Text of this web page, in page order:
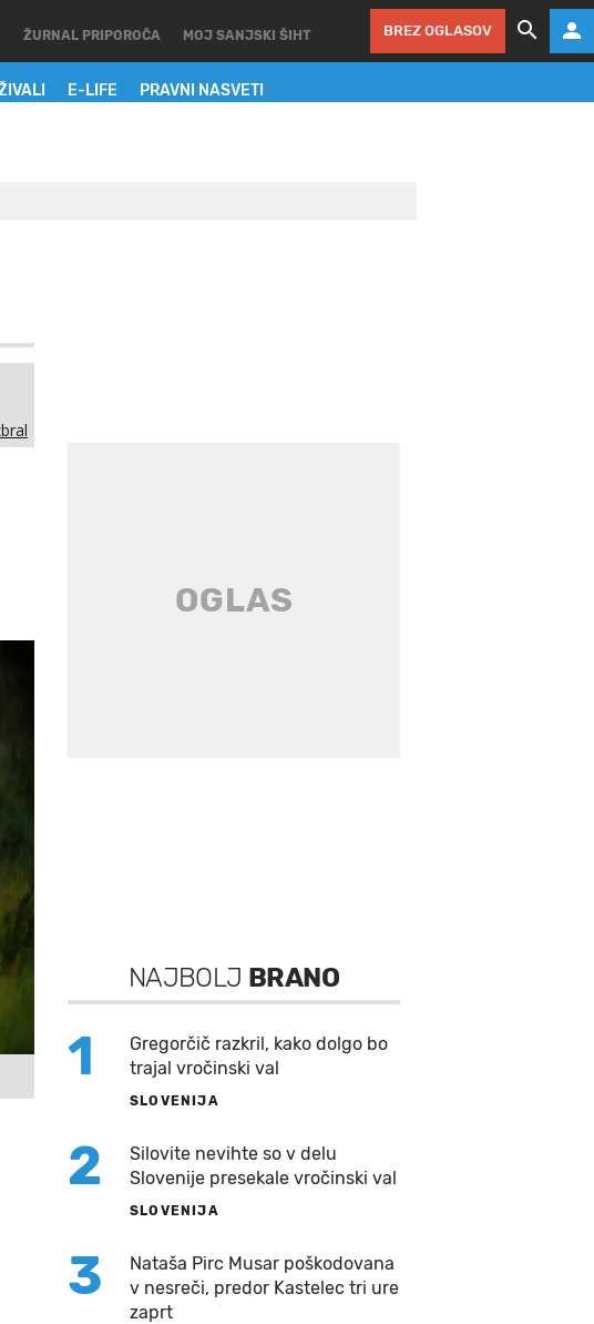
E-LIFE PRAVNI NASVETI
ŽURNAL PRIPOROČA MOJ SANJSKI ŠIHT BREZ OGLASOV
NAJBOLJ BRANO
1
Gregorčič razkril, kako dolgo bo
trajal vročinski val
SLOVENIJA
2
Silovite nevihte so v delu
Slovenije presekale vročinski val
SLOVENIJA
3
Nataša Pirc Musar poškodovana
v nesreči, predor Kastelec tri ure
zaprt